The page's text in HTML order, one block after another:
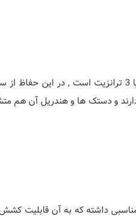
همانطور که گفته شد یکی از پر استفاده ترین و اقتصادی ترین گزینه های نرده استیل , نرده 3 خط استیل یا 3 ترانزیت
شود , پایه هایی که این 3 ترانزیت روی آن قرار گرفته 38 میلیمتر قطر دارند و دستک ها و
و انعطاف پذیری مناسبی داشته که به آن قابلیت